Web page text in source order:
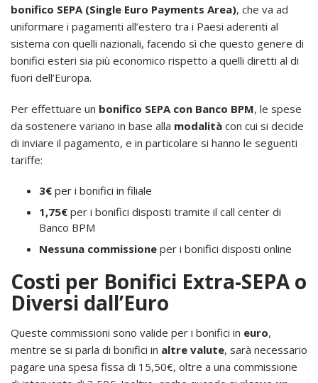
bonifico SEPA (Single Euro Payments Area), che va ad
uniformare i pagamenti all’estero tra i Paesi aderenti al
sistema con quelli nazionali, facendo sì che questo genere di
bonifici esteri sia più economico rispetto a quelli diretti al di
fuori dell’Europa.
Per effettuare un bonifico SEPA con Banco BPM, le spese
da sostenere variano in base alla modalità con cui si decide
di inviare il pagamento, e in particolare si hanno le seguenti
tariffe:
3€ per i bonifici in filiale
1,75€ per i bonifici disposti tramite il call center di
Banco BPM
Nessuna commissione per i bonifici disposti online
Costi per Bonifici Extra-SEPA o
Diversi dall’Euro
Queste commissioni sono valide per i bonifici in euro,
mentre se si parla di bonifici in altre valute, sarà necessario
pagare una spesa fissa di 15,50€, oltre a una commissione